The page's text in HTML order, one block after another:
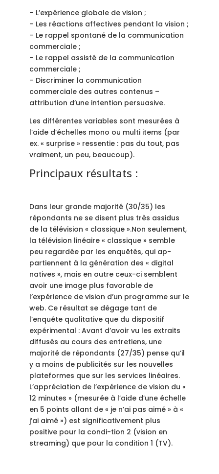
– L’expérience globale de vision ;
– Les réactions affectives pendant la vision ;
– Le rappel spontané de la communication
commerciale ;
– Le rappel assisté de la communication
commerciale ;
– Discriminer la communication
commerciale des autres contenus –
attribution d’une intention persuasive.
Les différentes variables sont mesurées à
l’aide d’échelles mono ou multi items (par
ex. « surprise » ressentie : pas du tout, pas
vraiment, un peu, beaucoup).
Principaux résultats :
Dans leur grande majorité (30/35) les
répondants ne se disent plus très assidus
de la télévision « classique ».Non seulement,
la télévision linéaire « classique » semble
peu regardée par les enquêtés, qui ap-
partiennent à la génération des « digital
natives », mais en outre ceux-ci semblent
avoir une image plus favorable de
l’expérience de vision d’un programme sur le
web. Ce résultat se dégage tant de
l’enquête qualitative que du dispositif
expérimental : Avant d’avoir vu les extraits
diffusés au cours des entretiens, une
majorité de répondants (27/35) pense qu’il
y a moins de publicités sur les nouvelles
plateformes que sur les services linéaires.
L’appréciation de l’expérience de vision du «
12 minutes » (mesurée à l’aide d’une échelle
en 5 points allant de « je n’ai pas aimé » à «
j’ai aimé ») est significativement plus
positive pour la condi-tion 2 (vision en
streaming) que pour la condition 1 (TV).